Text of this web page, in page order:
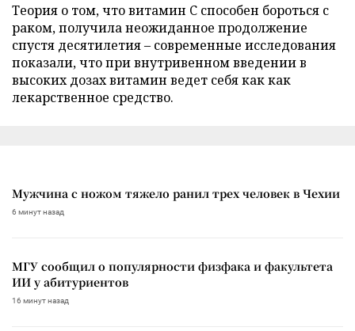
Теория о том, что витамин C способен бороться с
раком, получила неожиданное продолжение
спустя десятилетия – современные исследования
показали, что при внутривенном введении в
высоких дозах витамин ведет себя как как
лекарственное средство.
Мужчина с ножом тяжело ранил трех человек в Чехии
6 минут назад
МГУ сообщил о популярности физфака и факультета
ИИ у абитуриентов
16 минут назад